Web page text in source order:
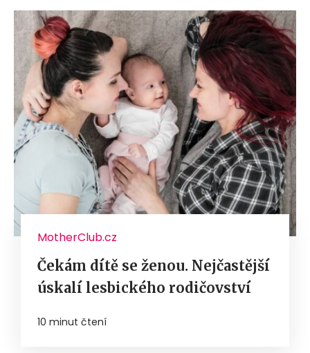
MotherClub.cz
Čekám dítě se ženou. Nejčastější
úskalí lesbického rodičovství
10 minut čtení